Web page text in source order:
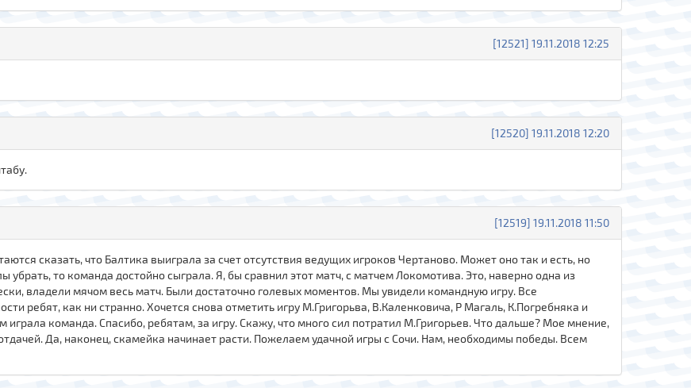
[12521] 19.11.2018 12:25
[12520] 19.11.2018 12:20
[12519] 19.11.2018 11:50
сказать, что Балтика выиграла за счет отсутствия ведущих игроков Чертаново. Может оно так и есть, но
убрать, то команда достойно сыграла. Я, бы сравнил этот матч, с матчем Локомотива. Это, наверно одна из
владели мячом весь матч. Были достаточно голевых моментов. Мы увидели командную игру. Все
ребят, как ни странно. Хочется снова отметить игру М.Григорьва, В.Каленковича, Р Магаль, К.Погребняка и
команда. Спасибо, ребятам, за игру. Скажу, что много сил потратил М.Григорьев. Что дальше? Мое мнение,
Да, наконец, скамейка начинает расти. Пожелаем удачной игры с Сочи. Нам, необходимы победы. Всем